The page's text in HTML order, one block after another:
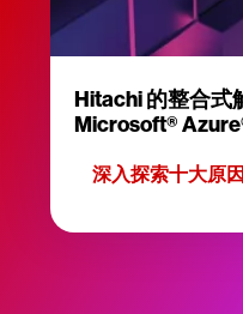
Hitachi 的整合式
Microsoft®
深入探索十大原因